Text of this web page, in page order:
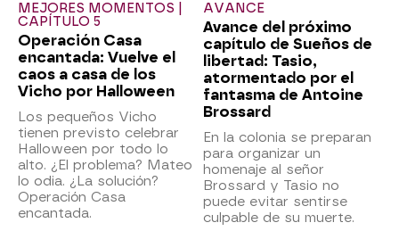
MEJORES MOMENTOS |
CAPÍTULO 5
Operación Casa
encantada: Vuelve el
caos a casa de los
Vicho por Halloween
Los pequeños Vicho
tienen previsto celebrar
Halloween por todo lo
alto. ¿El problema? Mateo
lo odia. ¿La solución?
Operación Casa
encantada.
AVANCE
Avance del próximo
capítulo de Sueños de
libertad: Tasio,
atormentado por el
fantasma de Antoine
Brossard
En la colonia se preparan
para organizar un
homenaje al señor
Brossard y Tasio no
puede evitar sentirse
culpable de su muerte.